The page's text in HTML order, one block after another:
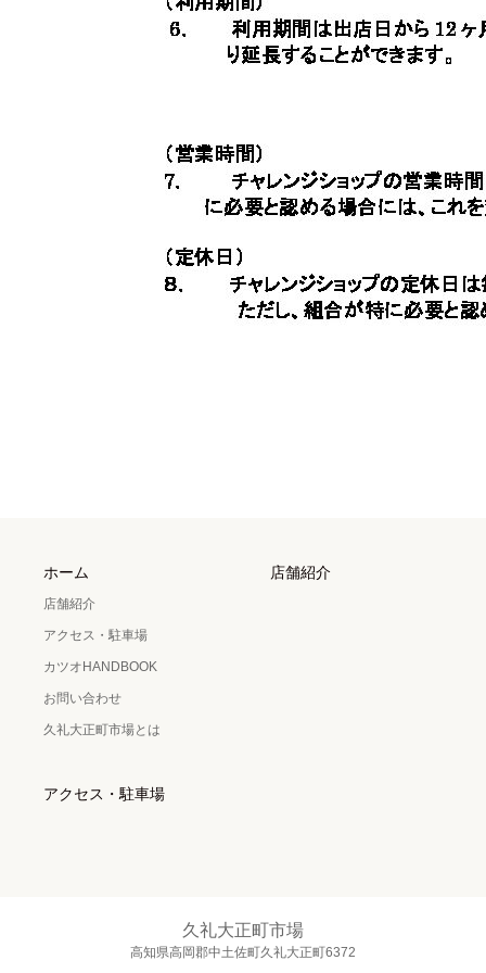
ホーム
店舗紹介
アクセス・駐車場
カツオHANDBOOK
お問い合わせ
久礼大正町市場とは
店舗紹介
アクセス・駐車場
久礼大正町市場
高知県高岡郡中土佐町久礼大正町6372